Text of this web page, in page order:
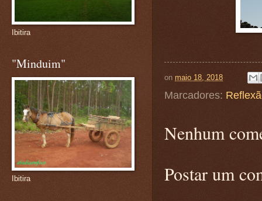
on maio 18, 2018
Marcadores:
Nenhum
Postar um
Ibitira
"Minduim"
Ibitira